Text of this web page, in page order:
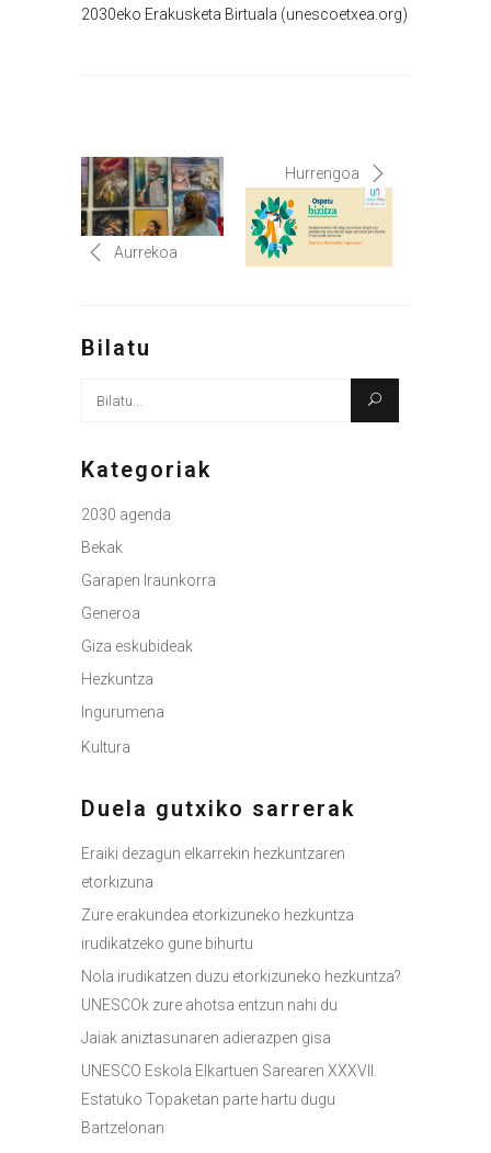
2030eko Erakusketa Birtuala (unescoetxea.org)
Aurrekoa
Hurrengoa
Bilatu
Bilatu
Kategoriak
2030 agenda
Bekak
Garapen Iraunkorra
Generoa
Giza eskubideak
Hezkuntza
Ingurumena
Kultura
Duela gutxiko sarrerak
Eraiki dezagun elkarrekin hezkuntzaren
etorkizuna
Zure erakundea etorkizuneko hezkuntza
irudikatzeko gune bihurtu
Nola irudikatzen duzu etorkizuneko hezkuntza?
UNESCOk zure ahotsa entzun nahi du
Jaiak aniztasunaren adierazpen gisa
UNESCO Eskola Elkartuen Sarearen XXXVII.
Estatuko Topaketan parte hartu dugu
Bartzelonan